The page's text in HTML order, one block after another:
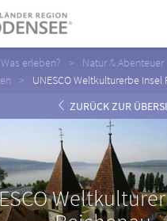
Was erleben?
Natur & Abenteuer
UNESCO Weltkulturerbe Insel
ZURÜCK ZUR